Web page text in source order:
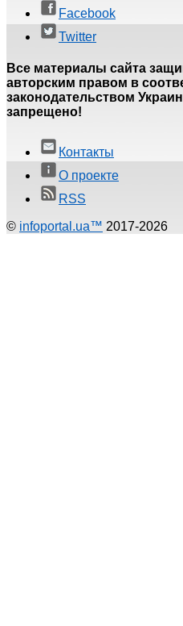
Facebook
Twitter
Все материалы сайта
авторским правом в
законодательством
запрещено!
Контакты
О проекте
RSS
© infoportal.ua™ 2017-2026